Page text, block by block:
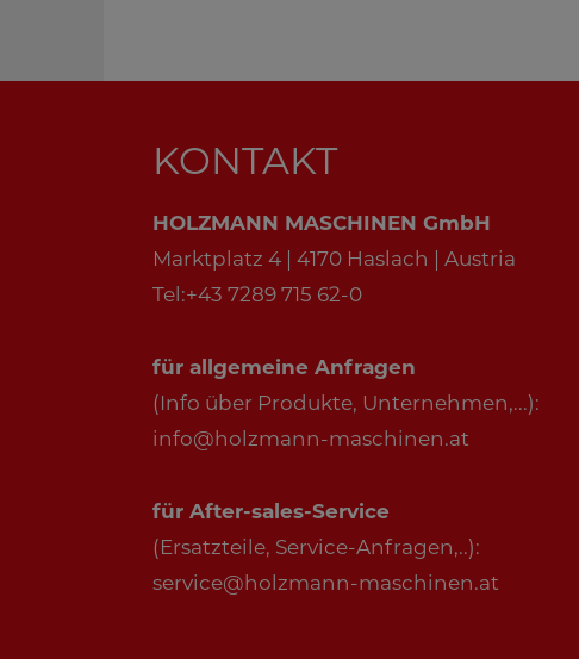
KONTAKT
HOLZMANN MASCHINEN GmbH
Marktplatz 4 | 4170 Haslach | Austria
Tel:+43 7289 715 62-0
für allgemeine Anfragen
(Info über Produkte, Unternehmen,...):
info@holzmann-maschinen.at
für After-sales-Service
(Ersatzteile, Service-Anfragen,..):
service@holzmann-maschinen.at